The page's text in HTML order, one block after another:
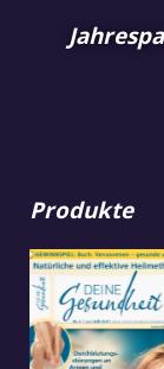
Produkte